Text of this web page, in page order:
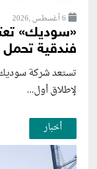
6 أغسطس ,2026
«سوديك»
فندقية تحمل
تستعد شركة سوديك،
لإطلاق أول...
أخبار